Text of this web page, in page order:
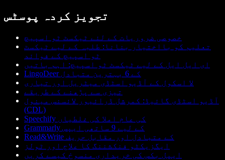
تجویز کردہ پوسٹس
خصوصی ضروریات کے لئے ٹیکسٹ ٹو اسپیچ
تعلیم کو بااختیار بنانا: طلبہ کے لیے ٹیکسٹ
ٹو اسپیچ کے فوائد
ای ایل ایل کے لیے ٹیکسٹ ٹو اسپیچ: اہم باتیں
LingoDeer کے 6 بہترین متبادل
لا اسکول کے آڈیو اسٹڈی میٹریل اور تیاری
تیزی سے پڑھنے کے طریقے
آڈیو اسٹڈی گائیڈ: کمرشل ڈرائیور لائسنس مینول
(CDL)
Speechify کی عام املا کی غلطیاں
Grammarly کے لیے 9 ساتھی ایپس
Read&Write کے متبادل اور مقابل حریف
ایگزیکٹو فنکشننگ کا علاج اور ٹولز
ایپل بکس کی خریداری منسوخ کیسے کریں